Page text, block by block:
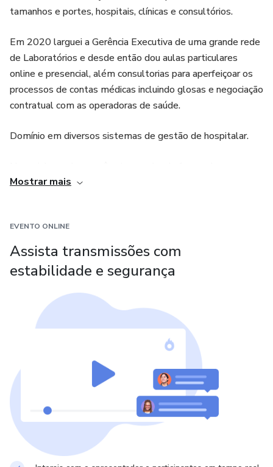
tamanhos e portes, hospitais, clínicas e consultórios.
Em 2020 larguei a Gerência Executiva de uma grande rede
de Laboratórios e desde então dou aulas particulares
online e presencial, além consultorias para aperfeiçoar os
processos de contas médicas incluindo glosas e negociação
contratual com as operadoras de saúde.
Domínio em diversos sistemas de gestão de hospitalar.
objetiva como aliar ferramentas práticas a teorias e se
Mostrar mais
EVENTO ONLINE
Assista transmissões com
estabilidade e segurança